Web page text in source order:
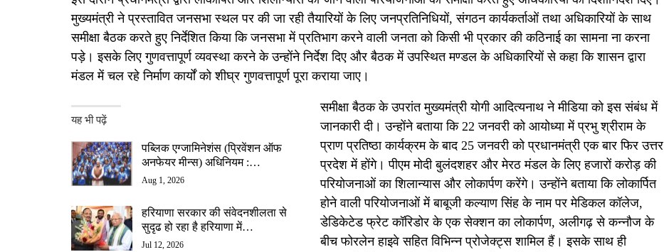
मुख्यमंत्री ने प्रस्तावित जनसभा स्थल पर की जा रही तैयारियों के लिए जनप्रतिनिधियों, संगठन कार्यकर्ताओं तथा अधिकारियों के साथ
समीक्षा बैठक करते हुए निर्देशित किया कि जनसभा में प्रतिभाग करने वाली जनता को किसी भी प्रकार की कठिनाई का सामना ना करना
पड़े। इसके लिए गुणवत्तापूर्ण व्यवस्था करने के उन्होंने निर्देश दिए और बैठक में उपस्थित मण्डल के अधिकारियों से कहा कि शासन द्वारा
मंडल में चल रहे निर्माण कार्यों को शीघ्र गुणवत्तापूर्ण पूरा कराया जाए।
यह भी पढ़ें
पब्लिक एग्जामिनेशंस (प्रिवेंशन ऑफ
अनफेयर मीन्स) अधिनियम :…
Aug 1, 2026
हरियाणा सरकार की संवेदनशीलता से
सुदृढ हो रहा है हरियाणा में…
Jul 12, 2026
समीक्षा बैठक के उपरांत मुख्यमंत्री योगी आदित्यनाथ ने मीडिया को इस संबंध में
जानकारी दी। उन्होंने बताया कि 22 जनवरी को आयोध्या में प्रभु श्रीराम के
प्राण प्रतिष्ठा कार्यक्रम के बाद 25 जनवरी को प्रधानमंत्री एक बार फिर उत्तर
प्रदेश में होंगे। पीएम मोदी बुलंदशहर और मेरठ मंडल के लिए हजारों करोड़ की
परियोजनाओं का शिलान्यास और लोकार्पण करेंगे। उन्होंने बताया कि लोकार्पित
होने वाली परियोजनाओं में बाबूजी कल्याण सिंह के नाम पर मेडिकल कॉलेज,
डेडिकेटेड फ्रेट कॉरिडोर के एक सेक्शन का लोकार्पण, अलीगढ़ से कन्नौज के
बीच फोरलेन हाइवे सहित विभिन्न प्रोजेक्ट्स शामिल हैं। इसके साथ ही